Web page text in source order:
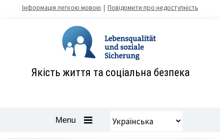
Інформація легкою мовою Повідомити про недоступність
Якість життя та соціальна безпека
Navigation
Menu
Вибрати
мову